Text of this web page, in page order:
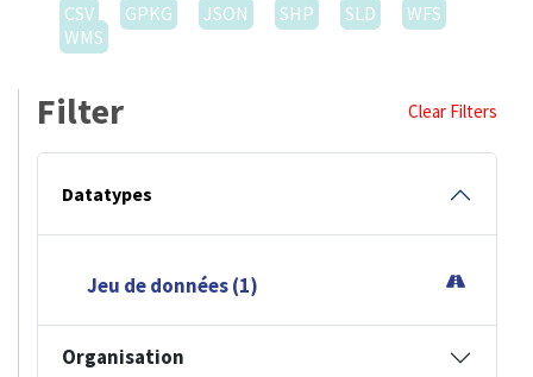
CSV
GPKG JSON SHP SLD
WFS
WMS
Filter Clear Filters
Datatypes
Jeu de données (1)
Organisation